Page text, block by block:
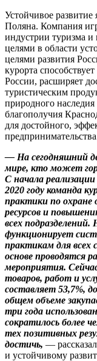
Устойчивое развитие
Поляна. Компания
индустрии туризма и
целями в области
целями развития
курорта
России, расширяет
туристическим
природного
благополучия
для достойного,
— На сегодняшний
мире, кто может
С начала
2020 году команда
практики по
ресурсов и
всех
функционирует
практикам для всех
основе проводятся
мероприятия.
товаров, работ и
составляет 53,7%,
общем объеме
три года
сократилось более
тех позитивных
достичь, —
и устойчивому